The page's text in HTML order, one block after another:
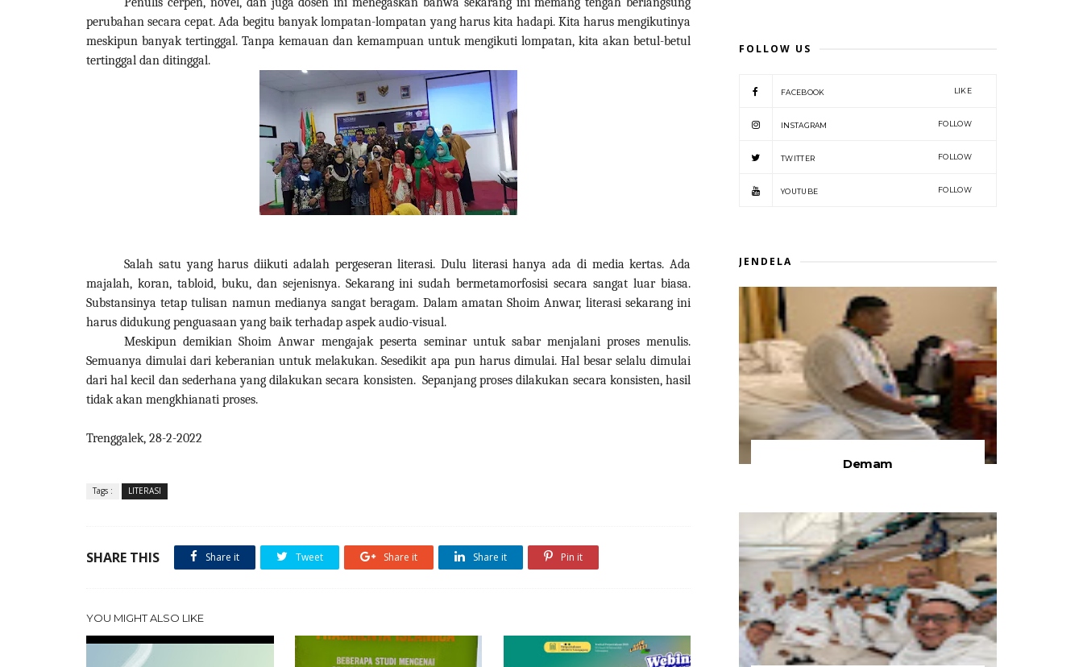
perubahan secara cepat. Ada begitu banyak lompatan-lompatan yang harus kita hadapi. Kita harus mengikutinya
meskipun banyak tertinggal. Tanpa kemauan dan kemampuan untuk mengikuti lompatan, kita akan betul-betul
tertinggal dan ditinggal.
Salah satu yang harus diikuti adalah pergeseran literasi. Dulu literasi hanya ada di media kertas. Ada
majalah, koran, tabloid, buku, dan sejenisnya. Sekarang ini sudah bermetamorfosisi secara sangat luar biasa.
Substansinya tetap tulisan namun medianya sangat beragam. Dalam amatan Shoim Anwar, literasi sekarang ini
harus didukung penguasaan yang baik terhadap aspek audio-visual.
Meskipun demikian Shoim Anwar mengajak peserta seminar untuk sabar menjalani proses menulis.
Semuanya dimulai dari keberanian untuk melakukan. Sesedikit apa pun harus dimulai. Hal besar selalu dimulai
dari hal kecil dan sederhana yang dilakukan secara konsisten. Sepanjang proses dilakukan secara konsisten, hasil
tidak akan mengkhianati proses.
Trenggalek, 28-2-2022
Tags : LITERASI
SHARE THIS Share it Tweet Share it Share it Pin it
YOU MIGHT ALSO LIKE
FOLLOW US
FACEBOOK LIKE
INSTAGRAM FOLLOW
TWITTER FOLLOW
YOUTUBE FOLLOW
JENDELA
Demam